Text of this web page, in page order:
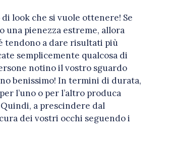
look che si vuole ottenere! Se
una pienezza estreme, allora
tendono a dare risultati più
semplicemente qualcosa di
notino il vostro sguardo
benissimo! In termini di durata,
l’uno o per l’altro produca
a prescindere dal
dei vostri occhi seguendo i